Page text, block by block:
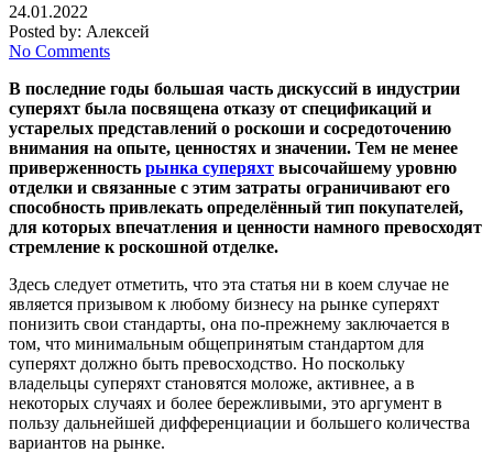
24.01.2022
Posted by: Алексей
No Comments
В последние годы большая часть дискуссий в индустрии
суперяхт была посвящена отказу от спецификаций и
устарелых представлений о роскоши и сосредоточению
внимания на опыте, ценностях и значении. Тем не менее
приверженность рынка суперяхт высочайшему уровню
отделки и связанные с этим затраты ограничивают его
способность привлекать определённый тип покупателей,
для которых впечатления и ценности намного превосходят
стремление к роскошной отделке.
Здесь следует отметить, что эта статья ни в коем случае не
является призывом к любому бизнесу на рынке суперяхт
понизить свои стандарты, она по-прежнему заключается в
том, что минимальным общепринятым стандартом для
суперяхт должно быть превосходство. Но поскольку
владельцы суперяхт становятся моложе, активнее, а в
некоторых случаях и более бережливыми, это аргумент в
пользу дальнейшей дифференциации и большего количества
вариантов на рынке.